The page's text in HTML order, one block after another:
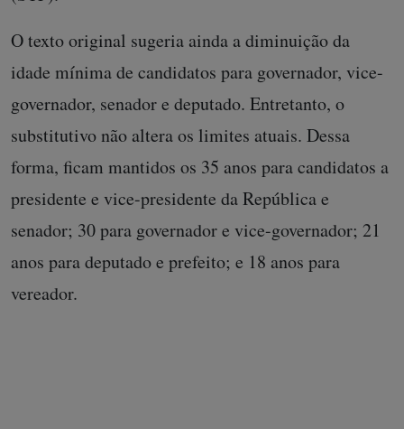
O texto original sugeria ainda a diminuição da
idade mínima de candidatos para governador, vice-
governador, senador e deputado. Entretanto, o
substitutivo não altera os limites atuais. Dessa
forma, ficam mantidos os 35 anos para candidatos a
presidente e vice-presidente da República e
senador; 30 para governador e vice-governador; 21
anos para deputado e prefeito; e 18 anos para
vereador.